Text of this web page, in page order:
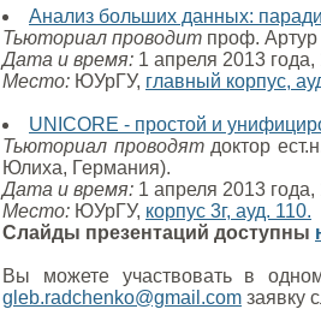
Анализ больших данных:
Тьюториал проводит проф. Артур
Дата и время: 1 апреля 2013
Место: ЮУрГУ, главный корпус,
UNICORE - простой и
Тьюториал проводятдоктор
Юлиха, Германия).
Дата и время: 1 апреля 2013
Место: ЮУрГУ, корпус 3г, ауд. 110.
Слайды презентаций доступны
Вы можете участвовать в
gleb.radchenko@gmail.com заявку